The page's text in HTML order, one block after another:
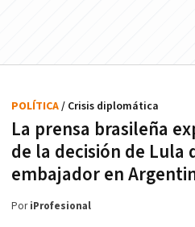
La prensa brasileña
de la decisión de Lula
embajador en
POLÍTICA/ Crisis diplomática
PoriProfesional